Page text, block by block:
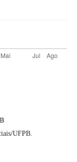
UFPB.